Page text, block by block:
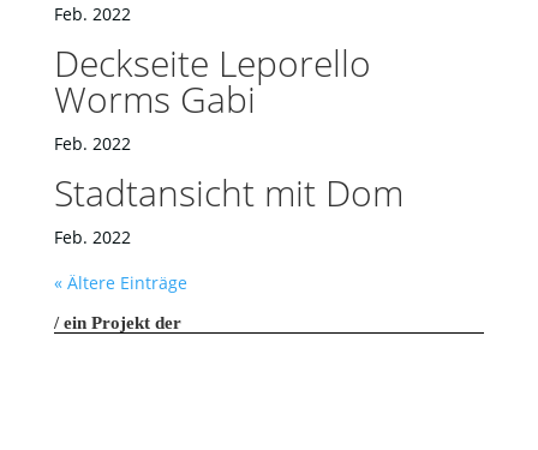
Feb. 2022
Deckseite Leporello
Worms Gabi
Feb. 2022
Stadtansicht mit Dom
Feb. 2022
« Ältere Einträge
ein Projekt der